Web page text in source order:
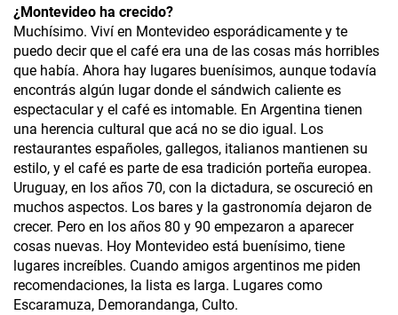
¿Montevideo ha crecido?
Muchísimo. Viví en Montevideo esporádicamente y te
puedo decir que el café era una de las cosas más horribles
que había. Ahora hay lugares buenísimos, aunque todavía
encontrás algún lugar donde el sándwich caliente es
espectacular y el café es intomable. En Argentina tienen
una herencia cultural que acá no se dio igual. Los
restaurantes españoles, gallegos, italianos mantienen su
estilo, y el café es parte de esa tradición porteña europea.
Uruguay, en los años 70, con la dictadura, se oscureció en
muchos aspectos. Los bares y la gastronomía dejaron de
crecer. Pero en los años 80 y 90 empezaron a aparecer
cosas nuevas. Hoy Montevideo está buenísimo, tiene
lugares increíbles. Cuando amigos argentinos me piden
recomendaciones, la lista es larga. Lugares como
Escaramuza, Demorandanga, Culto.